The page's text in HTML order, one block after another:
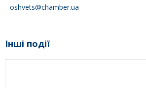
oshvets@chamber.ua
Інші події